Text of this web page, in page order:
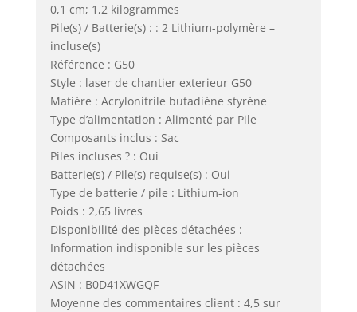
0,1 cm; 1,2 kilogrammes
Pile(s) / Batterie(s) : : 2 Lithium-polymère –
incluse(s)
Référence : G50
Style : laser de chantier exterieur G50
Matière : Acrylonitrile butadiène styrène
Type d’alimentation : Alimenté par Pile
Composants inclus : Sac
Piles incluses ? : Oui
Batterie(s) / Pile(s) requise(s) : Oui
Type de batterie / pile : Lithium-ion
Poids : 2,65 livres
Disponibilité des pièces détachées :
Information indisponible sur les pièces
détachées
ASIN : B0D41XWGQF
Moyenne des commentaires client : 4,5 sur